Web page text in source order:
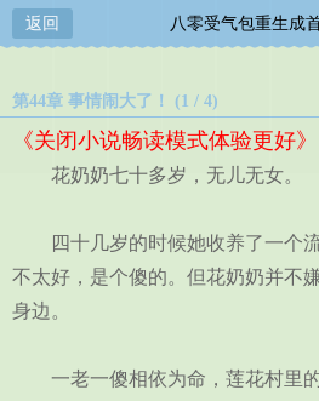
返回 八零受气包重生成
第44章 事情闹大了！ (1 / 4)
《关闭小说畅读模式体验更好》
花奶奶七十多岁，无儿无女。
四十几岁的时候她收养了一个流
不太好，是个傻的。但花奶奶并不
身边。
一老一傻相依为命，莲花村里的